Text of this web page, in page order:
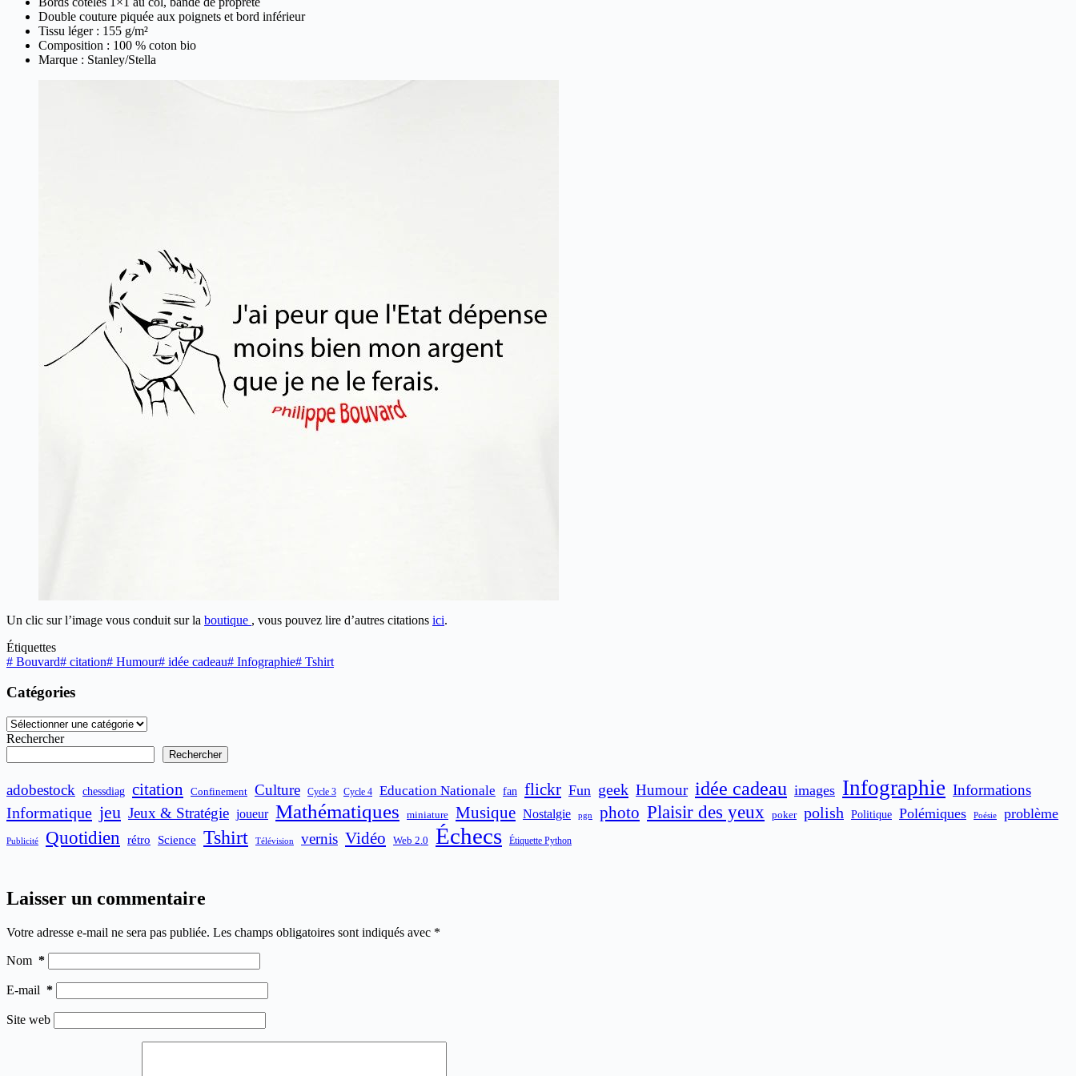
Double couture piquée aux poignets et bord inférieur
Tissu léger : 155 g/m²
Composition : 100 % coton bio
Marque : Stanley/Stella
Un clic sur l’image vous conduit sur la boutique , vous pouvez lire d’autres citations ici.
Étiquettes
# Bouvard# citation# Humour# idée cadeau# Infographie# Tshirt
Catégories
Catégories
Rechercher
Rechercher
adobestock chessdiag citation Confinement Culture Cycle 3 Cycle 4 Education Nationale fan flickr Fun geek Humour idée cadeau images Infographie Informations
Informatique jeu Jeux & Stratégie joueur Mathématiques miniature Musique Nostalgie pgn photo Plaisir des yeux poker polish Politique Polémiques Poésie problème
Publicité Quotidien rétro Science Tshirt Télévision vernis Vidéo Web 2.0 Échecs Étiquette Python
Laisser un commentaire
Votre adresse e-mail ne sera pas publiée. Les champs obligatoires sont indiqués avec *
Nom *
E-mail *
Site web